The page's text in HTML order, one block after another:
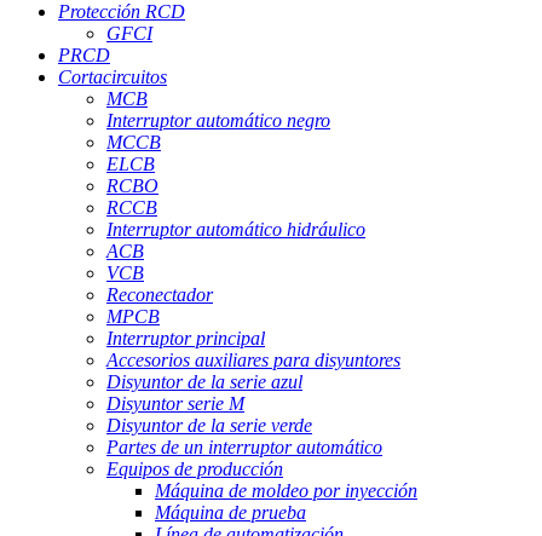
Protección RCD
GFCI
PRCD
Cortacircuitos
MCB
Interruptor automático negro
MCCB
ELCB
RCBO
RCCB
Interruptor automático hidráulico
ACB
VCB
Reconectador
MPCB
Interruptor principal
Accesorios auxiliares para disyuntores
Disyuntor de la serie azul
Disyuntor serie M
Disyuntor de la serie verde
Partes de un interruptor automático
Equipos de producción
Máquina de moldeo por inyección
Máquina de prueba